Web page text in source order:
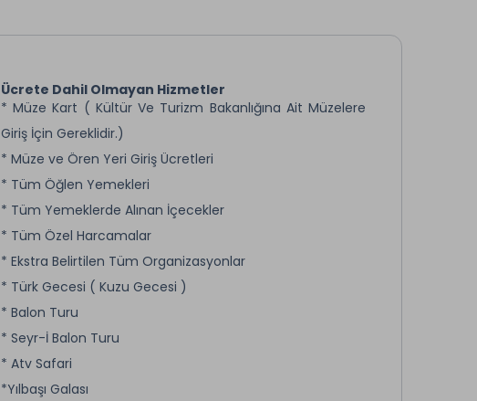
Ücrete Dahil Olmayan Hizmetler
* Müze Kart ( Kültür Ve Turizm Bakanlığına Ait Müzelere
Giriş İçin Gereklidir.)
* Müze ve Ören Yeri Giriş Ücretleri
* Tüm Öğlen Yemekleri
* Tüm Yemeklerde Alınan İçecekler
* Tüm Özel Harcamalar
* Ekstra Belirtilen Tüm Organizasyonlar
* Türk Gecesi ( Kuzu Gecesi )
* Balon Turu
* Seyr-İ Balon Turu
* Atv Safari
*Yılbaşı Galası